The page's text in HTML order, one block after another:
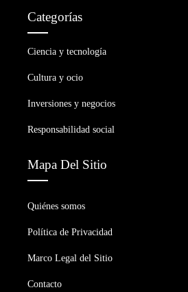
Categorías
Ciencia y tecnología
Cultura y ocio
Inversiones y negocios
Responsabilidad social
Mapa Del Sitio
Quiénes somos
Política de Privacidad
Marco Legal del Sitio
Contacto